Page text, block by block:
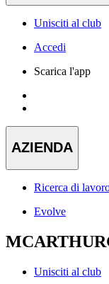
Unisciti al club
Accedi
Scarica l'app
AZIENDA
Ricerca di
Evolve
Unisciti al club